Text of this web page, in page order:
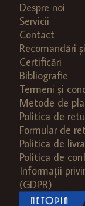
Despre noi
Servicii
Contact
Recomandări
Certificări
Bibliografie
Termeni și
Metode de
Politica de
Formular de
Politica de
Politica de
Informații
(GDPR)